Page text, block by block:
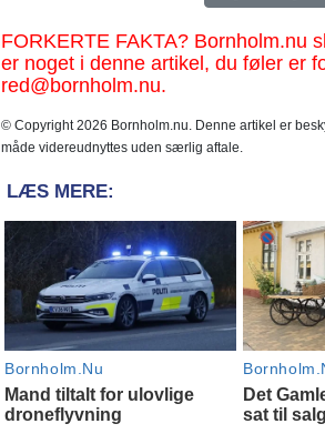
FORKERTE FAKTA? Bornholm.nu
er noget i denne artikel, du føler er
red@bornholm.nu.
© Copyright 2026 Bornholm.nu. Denne artikel er
måde videreudnyttes uden særlig aftale.